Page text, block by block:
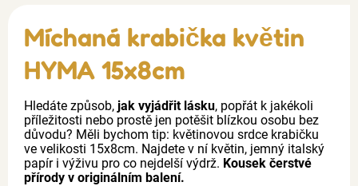
Míchaná krabička květin
HYMA 15x8cm
Hledáte způsob, jak vyjádřit lásku, popřát k jakékoli
příležitosti nebo prostě jen potěšit blízkou osobu bez
důvodu? Měli bychom tip: květinovou srdce krabičku
ve velikosti 15x8cm. Najdete v ní květin, jemný italský
papír i výživu pro co nejdelší výdrž. Kousek čerstvé
přírody v originálním balení.